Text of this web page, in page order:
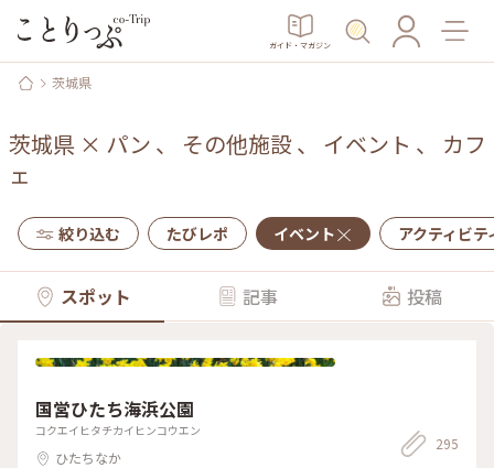
ガイド・マガジン
茨城県
茨城県 × パン 、 その他施設、 イベント 、 カフ
ェ
絞り込む たびレポ イベント アクティビテ
スポット 記事 投稿
国営ひたち海浜公園
コクエイヒタチカイヒンコウエン
ひたちなか
295